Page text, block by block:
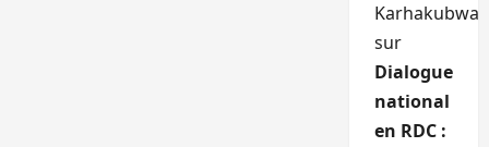
Karhakubwa
sur
Dialogue
national
en RDC :